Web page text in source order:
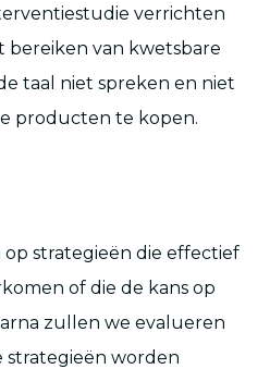
verrichten
bereiken van kwetsbare
taal niet spreken en niet
producten te kopen.
op strategieën die effectief
of die de kans op
zullen we evalueren
strategieën worden